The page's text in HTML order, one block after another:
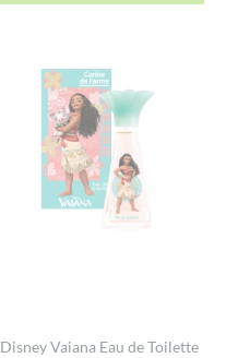
Disney Vaiana Eau de Toilette